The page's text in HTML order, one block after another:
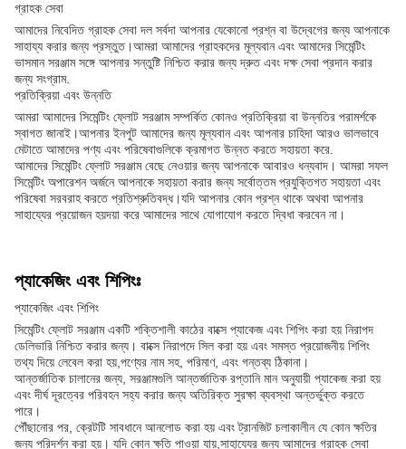
গ্রাহক সেবা
আমাদের নিবেদিত গ্রাহক সেবা দল সর্বদা আপনার যেকোনো প্রশ্ন বা উদ্বেগের জন্য আপনাকে
সাহায্য করার জন্য প্রস্তুত।আমরা আমাদের গ্রাহকদের মূল্যবান এবং আমাদের সিমেন্টিং
ভাসমান সরঞ্জাম সঙ্গে আপনার সন্তুষ্টি নিশ্চিত করার জন্য দ্রুত এবং দক্ষ সেবা প্রদান করার
জন্য সংগ্রাম.
প্রতিক্রিয়া এবং উন্নতি
আমরা আমাদের সিমেন্টিং ফ্লোট সরঞ্জাম সম্পর্কিত কোনও প্রতিক্রিয়া বা উন্নতির পরামর্শকে
স্বাগত জানাই।আপনার ইনপুট আমাদের জন্য মূল্যবান এবং আপনার চাহিদা আরও ভালভাবে
মেটাতে আমাদের পণ্য এবং পরিষেবাগুলিকে ক্রমাগত উন্নত করতে সহায়তা করে.
আমাদের সিমেন্টিং ফ্লোট সরঞ্জাম বেছে নেওয়ার জন্য আপনাকে আবারও ধন্যবাদ। আমরা সফল
সিমেন্টিং অপারেশন অর্জনে আপনাকে সহায়তা করার জন্য সর্বোত্তম প্রযুক্তিগত সহায়তা এবং
পরিষেবা সরবরাহ করতে প্রতিশ্রুতিবদ্ধ।যদি আপনার কোন প্রশ্ন থাকে অথবা আপনার
সাহায্যের প্রয়োজন হয়দয়া করে আমাদের সাথে যোগাযোগ করতে দ্বিধা করবেন না।
প্যাকেজিং এবং শিপিংঃ
প্যাকেজিং এবং শিপিং
সিমেন্টিং ফ্লোট সরঞ্জাম একটি শক্তিশালী কাঠের বাক্সে প্যাকেজ এবং শিপিং করা হয় নিরাপদ
ডেলিভারি নিশ্চিত করার জন্য। বাক্সে নিরাপদে সিল করা হয় এবং সমস্ত প্রয়োজনীয় শিপিং
তথ্য দিয়ে লেবেল করা হয়,পণ্যের নাম সহ, পরিমাণ, এবং গন্তব্য ঠিকানা।
আন্তর্জাতিক চালানের জন্য, সরঞ্জামগুলি আন্তর্জাতিক রপ্তানি মান অনুযায়ী প্যাকেজ করা হয়
এবং দীর্ঘ দূরত্বের পরিবহন সহ্য করার জন্য অতিরিক্ত সুরক্ষা ব্যবস্থা অন্তর্ভুক্ত করতে
পারে।
পৌঁছানোর পর, ক্রেটটি সাবধানে আনলোড করা হয় এবং ট্রানজিট চলাকালীন যে কোন ক্ষতির
জন্য পরিদর্শন করা হয়। যদি কোন ক্ষতি পাওয়া যায়,সাহায্যের জন্য আমাদের গ্রাহক সেবা